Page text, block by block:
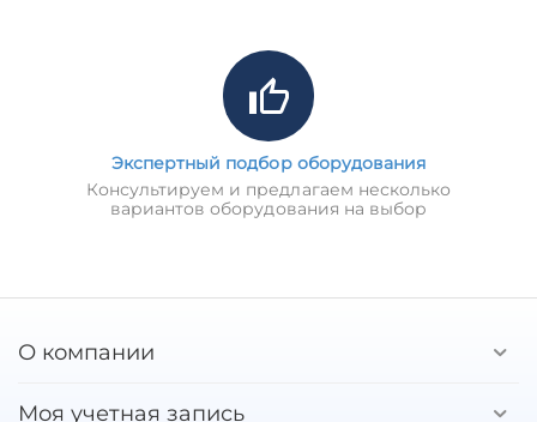
Экспертный подбор оборудования
Консультируем и предлагаем несколько
вариантов оборудования на выбор
О компании
Моя учетная запись